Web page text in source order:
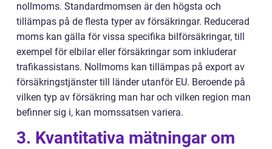
nollmoms. Standardmomsen är den högsta och
tillämpas på de flesta typer av försäkringar. Reducerad
moms kan gälla för vissa specifika bilförsäkringar, till
exempel för elbilar eller försäkringar som inkluderar
trafikassistans. Nollmoms kan tillämpas på export av
försäkringstjänster till länder utanför EU. Beroende på
vilken typ av försäkring man har och vilken region man
befinner sig i, kan momssatsen variera.
3. Kvantitativa mätningar om